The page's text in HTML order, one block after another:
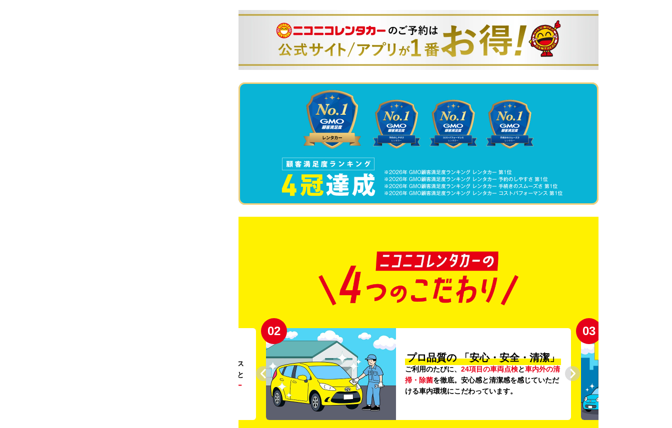
。ガソリンス
タンドや整備工場の既存インフラを活用すること
リー
02
プロ品質の 「安心・安全・清潔」
ご利用のたびに、 24項目の車両点検と車内外の清
掃・除菌を徹底。安心感と清潔感を感じていただ
ける車内環境にこだわっています。
03